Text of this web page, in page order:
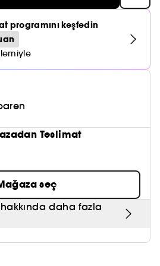
programını keşfedin
Teslimat
seç
daha fazla